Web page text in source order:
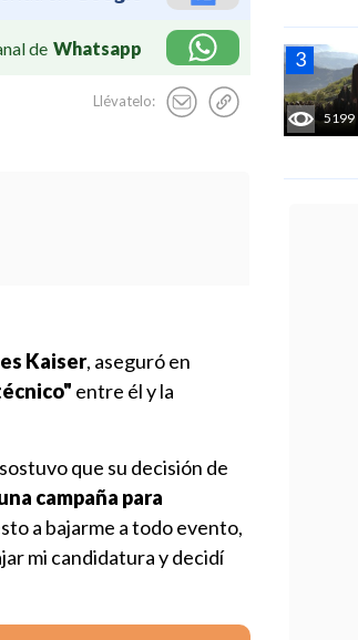
de Whatsapp
Llévatelo:
5199
Kaiser, aseguró en
entre él y la
que su decisión de
campaña para
a bajarme a todo evento,
mi candidatura y decidí